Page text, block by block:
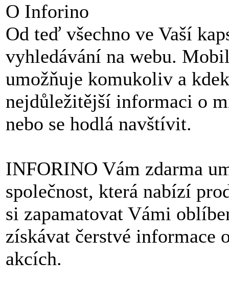
O Inforino
Od teď všechno ve Vaší
vyhledávání na webu.
umožňuje komukoliv a
nejdůležitější informaci o
nebo se hodlá navštívit.
INFORINO Vám zdarma
společnost, která nabízí
si zapamatovat Vámi
získávat čerstvé informace
akcích.